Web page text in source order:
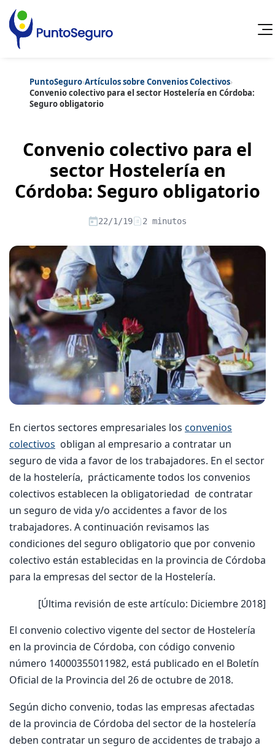
Cancelar
Artículos sobre Otros Seguros
Artículos sobre Seguros de Auto
Artículos sobre Seguros de Hogar
Artículos sobre Seguros de SaludContenido extra
Artículos sobre Convenios Colectivos
Artículos sobre Seguros de Vida Hipoteca
Artículos sobre la Jubilación
PuntoSeguro›Artículos sobre Convenios Colectivos›
Convenio colectivo para el sector Hostelería en Córdoba:
Seguro obligatorio
Convenio colectivo para el
sector Hostelería en
Córdoba: Seguro obligatorio
22/1/19 2 minutos
En ciertos sectores empresariales los convenios
colectivos obligan al empresario a contratar un
seguro de vida a favor de los trabajadores. En el sector
de la hostelería, prácticamente todos los convenios
colectivos establecen la obligatoriedad de contratar
un seguro de vida y/o accidentes a favor de los
trabajadores. A continuación revisamos las
condiciones del seguro obligatorio que por convenio
colectivo están establecidas en la provincia de Córdoba
para la empresas del sector de la Hostelería.
[Última revisión de este artículo: Diciembre 2018]
El convenio colectivo vigente del sector de Hostelería
en la provincia de Córdoba, con código convenio
número 14000355011982, está publicado en el Boletín
Oficial de la Provincia del 26 de octubre de 2018.
Según dicho convenio, todas las empresas afectadas
de la provincia de Córdoba del sector de la hostelería
deben contratar un seguro de accidentes de trabajo a